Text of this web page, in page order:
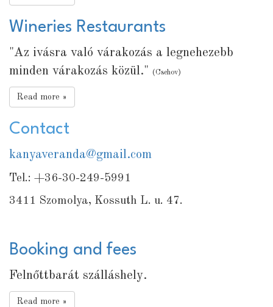
Wineries Restaurants
"Az ivásra való várakozás a legnehezebb
minden várakozás közül."
(Csehov)
Read more »
Contact
kanyaveranda@gmail.com
Tel.: +36-30-249-5991
3411 Szomolya, Kossuth L. u. 47.
Booking and fees
Felnőttbarát szálláshely.
Read more »